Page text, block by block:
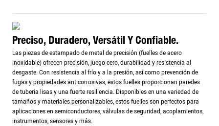
Preciso, Duradero, Versátil Y Confiable.
Las piezas de estampado de metal de precisión (fuelles de acero
inoxidable) ofrecen precisión, juego cero, durabilidad y resistencia al
desgaste. Con resistencia al frío y a la presión, así como prevención de
fugas y propiedades anticorrosivas, estos fuelles proporcionan paredes
de tubería lisas y una fuerte resiliencia. Disponibles en una variedad de
tamaños y materiales personalizables, estos fuelles son perfectos para
aplicaciones en semiconductores, válvulas de seguridad, acoplamientos,
instrumentos, sensores y más.